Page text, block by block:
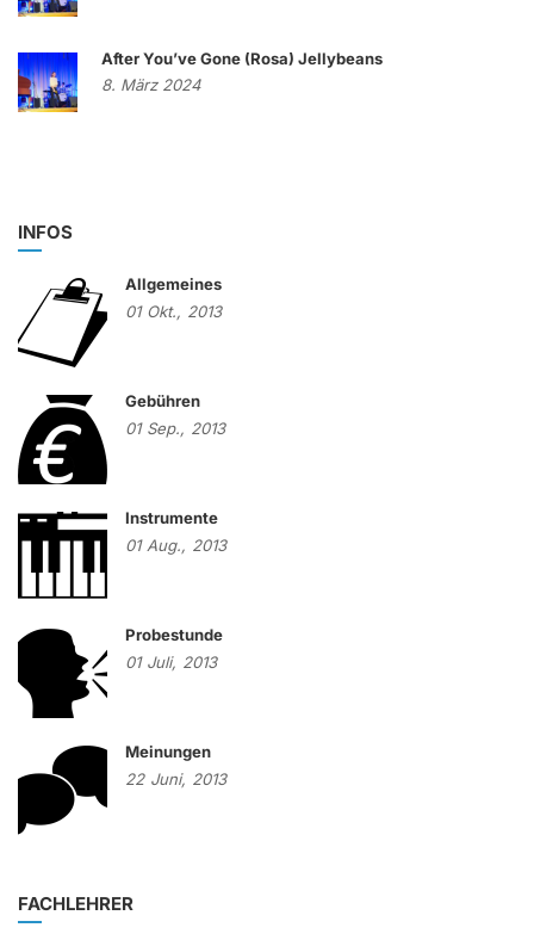
After You’ve Gone (Rosa) Jellybeans
8. März 2024
INFOS
Allgemeines
01 Okt., 2013
Gebühren
01 Sep., 2013
Instrumente
01 Aug., 2013
Probestunde
01 Juli, 2013
Meinungen
22 Juni, 2013
FACHLEHRER